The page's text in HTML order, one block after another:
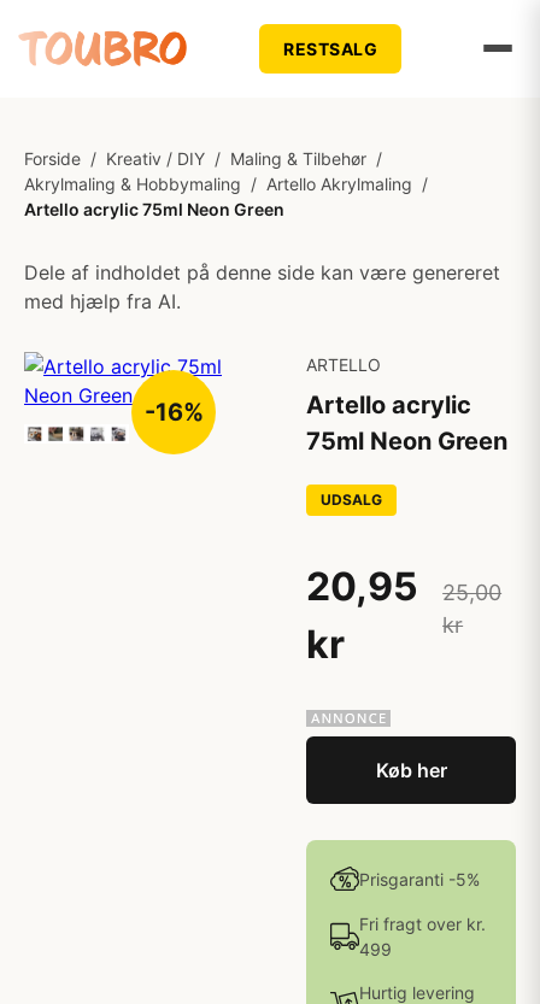
RESTSALG
Forside / Kreativ / DIY / Maling & Tilbehør /
Akrylmaling & Hobbymaling / Artello Akrylmaling /
Artello acrylic 75ml Neon Green
Dele af indholdet på denne side kan være genereret
med hjælp fra AI.
-16%
ARTELLO
Artello acrylic
75ml Neon Green
UDSALG
20,95
kr
25,00
kr
Køb her
Prisgaranti -5%
Fri fragt over kr.
499
Hurtig levering